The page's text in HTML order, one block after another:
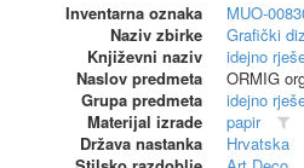
Inventarna oznaka
MUO-
Naziv zbirke
Grafički
Književni naziv
idejno
Naslov predmeta
ORMIG
Grupa predmeta
idejno
Materijal izrade
papir
Država nastanka
Hrvatska